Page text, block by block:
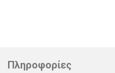
Πληροφορίες